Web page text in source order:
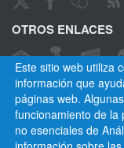
Este sitio web utiliza
información que
páginas web.
funcionamiento de la
no esenciales de
OTROS ENLACES
CANAL ÉTICO